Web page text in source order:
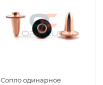
Сопло одинарное